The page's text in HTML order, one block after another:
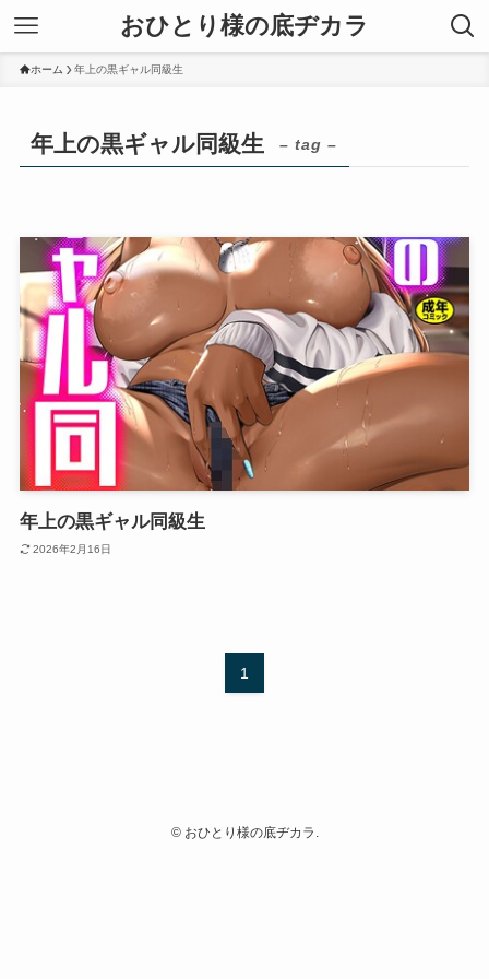
おひとり様の底ヂカラ
ホーム 年上の黒ギャル同級生
年上の黒ギャル同級生 – tag –
年上の黒ギャル同級生
2026年2月16日
1
©おひとり様の底ヂカラ.